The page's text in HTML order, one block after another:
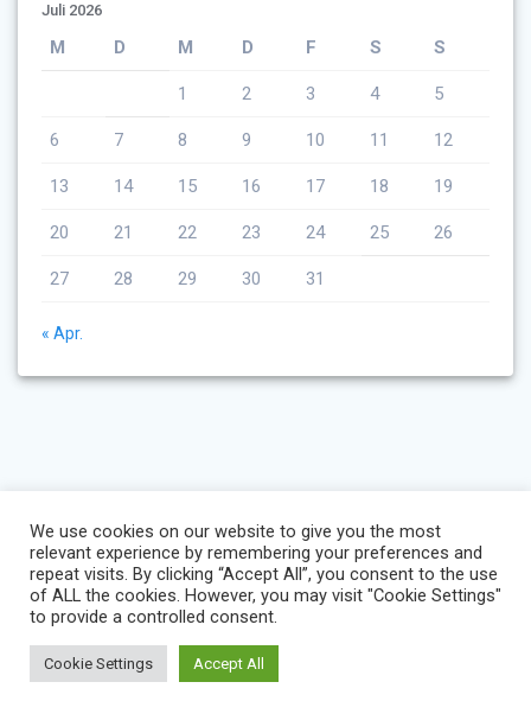
Juli 2026
M D M D F S S
1 2 3 4 5
6 7 8 9 10 11 12
13 14 15 16 17 18 19
20 21 22 23 24 25 26
27 28 29 30 31
« Apr.
We use cookies on our website to give you the most
relevant experience by remembering your preferences and
repeat visits. By clicking “Accept All”, you consent to the use
of ALL the cookies. However, you may visit "Cookie Settings"
to provide a controlled consent.
Cookie Settings Accept All